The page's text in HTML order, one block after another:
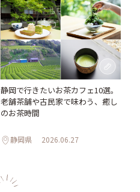
静岡で行きたいお茶カフェ10選。
老舗茶舗や古民家で味わう、癒し
のお茶時間
静岡県 2026.06.27